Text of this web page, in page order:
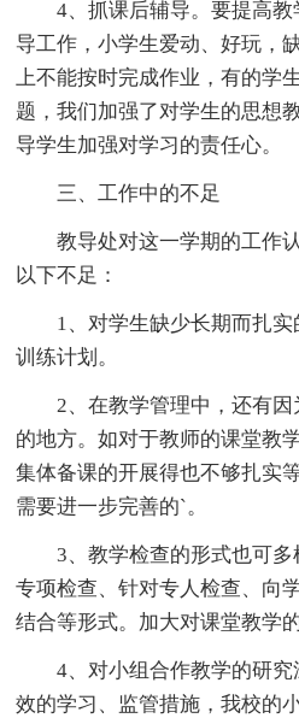
4、抓课后辅导。要提高
导工作，小学生爱动、好玩，
上不能按时完成作业，有的学
题，我们加强了对学生的思想
导学生加强对学习的责任心。
三、工作中的不足
教导处对这一学期的工作
以下不足：
1、对学生缺少长期而扎
训练计划。
2、在教学管理中，还有
的地方。如对于教师的课堂教
集体备课的开展得也不够扎实
需要进一步完善的`。
3、教学检查的形式也可
专项检查、针对专人检查、向
结合等形式。加大对课堂教学
4、对小组合作教学的研
效的学习、监管措施，我校的